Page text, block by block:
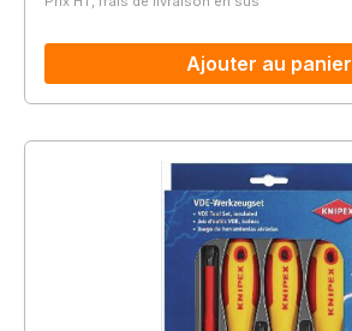
Ajouter au panier